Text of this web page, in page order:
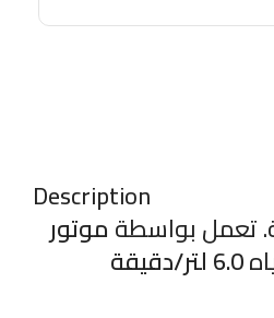
Description
تعمل بواسطةموتور
6.0 لتر/دقيقة